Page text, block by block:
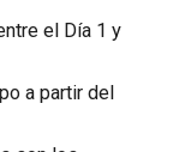
el Día 1 y
a partir del